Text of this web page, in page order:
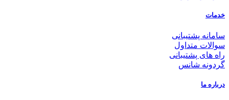
خدمات
سامانه پشتیبانی
سوالات متداول
راه های پشتیبانی
گردونه شانس
درباره ما